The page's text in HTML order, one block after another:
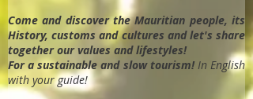
Come and discover the Mauritian people, its
History, customs and cultures and let's share
together our values and lifestyles!
For a sustainable and slow tourism!In English
with your guide!